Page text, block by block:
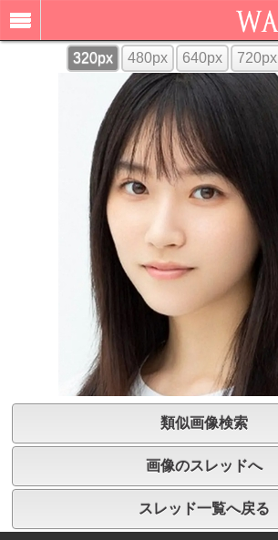
320px 480px 640px 720px
類似画像検索
画像のスレッドへ
スレッド一覧へ戻る